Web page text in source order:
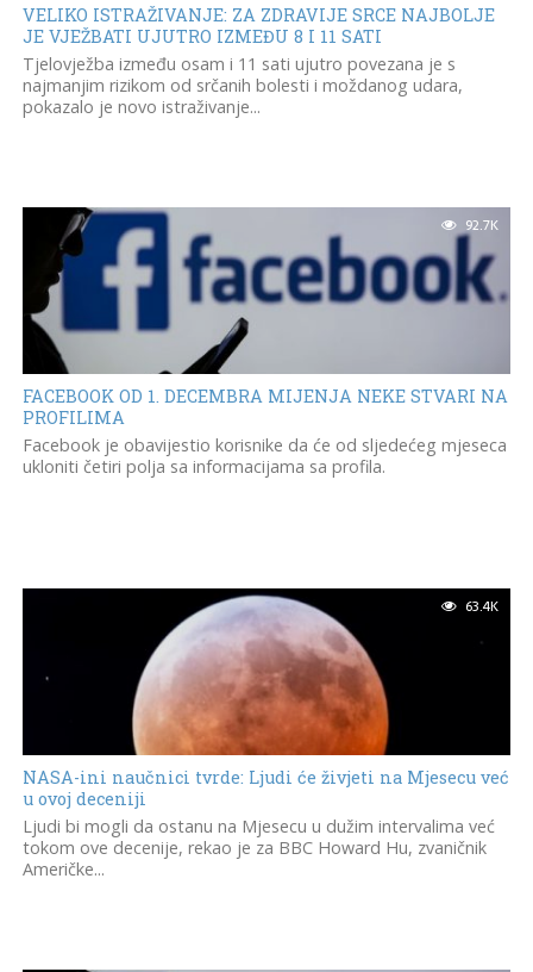
VELIKO ISTRAŽIVANJE: ZA ZDRAVIJE SRCE NAJBOLJE
JE VJEŽBATI UJUTRO IZMEĐU 8 I 11 SATI
Tjelovježba između osam i 11 sati ujutro povezana je s
najmanjim rizikom od srčanih bolesti i moždanog udara,
pokazalo je novo istraživanje...
92.7K
FACEBOOK OD 1. DECEMBRA MIJENJA NEKE STVARI NA
PROFILIMA
​Facebook je obavijestio korisnike da će od sljedećeg mjeseca
ukloniti četiri polja sa informacijama sa profila.
63.4K
NASA-ini naučnici tvrde: Ljudi će živjeti na Mjesecu već
u ovoj deceniji
Ljudi bi mogli da ostanu na Mjesecu u dužim intervalima već
tokom ove decenije, rekao je za BBC Howard Hu, zvaničnik
Američke...